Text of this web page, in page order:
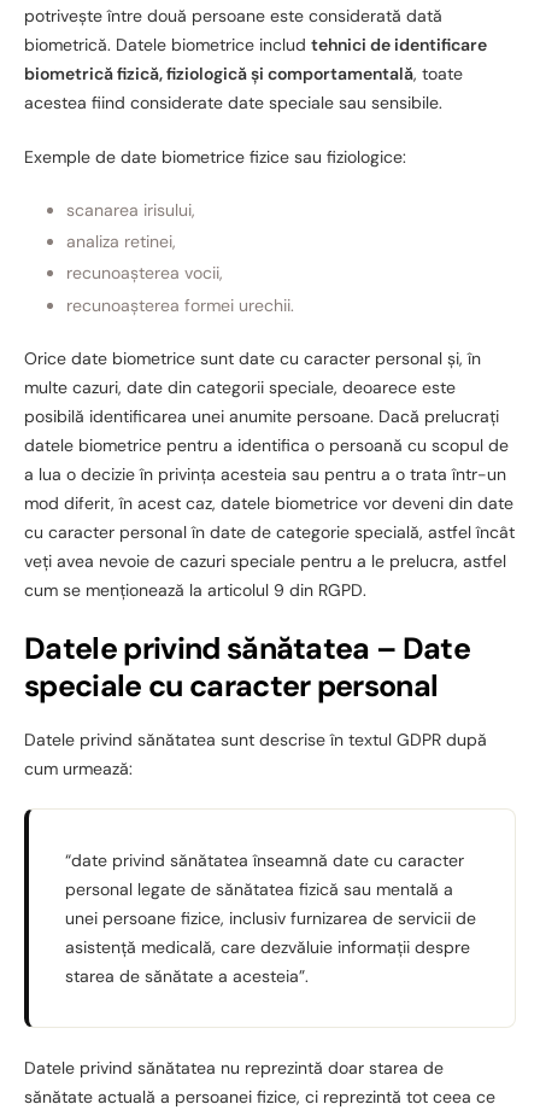
potrivește între două persoane este considerată dată
biometrică. Datele biometrice includ tehnici de identificare
biometrică fizică, fiziologică și comportamentală, toate
acestea fiind considerate date speciale sau sensibile.
Exemple de date biometrice fizice sau fiziologice:
scanarea irisului,
analiza retinei,
recunoașterea vocii,
recunoașterea formei urechii.
Orice date biometrice sunt date cu caracter personal și, în
multe cazuri, date din categorii speciale, deoarece este
posibilă identificarea unei anumite persoane. Dacă prelucrați
datele biometrice pentru a identifica o persoană cu scopul de
a lua o decizie în privința acesteia sau pentru a o trata într-un
mod diferit, în acest caz, datele biometrice vor deveni din date
cu caracter personal în date de categorie specială, astfel încât
veți avea nevoie de cazuri speciale pentru a le prelucra, astfel
cum se menționează la articolul 9 din RGPD.
Datele privind sănătatea – Date
speciale cu caracter personal
Datele privind sănătatea sunt descrise în textul GDPR după
cum urmează:
“date privind sănătatea înseamnă date cu caracter
personal legate de sănătatea fizică sau mentală a
unei persoane fizice, inclusiv furnizarea de servicii de
asistență medicală, care dezvăluie informații despre
starea de sănătate a acesteia”.
Datele privind sănătatea nu reprezintă doar starea de
sănătate actuală a persoanei fizice, ci reprezintă tot ceea ce